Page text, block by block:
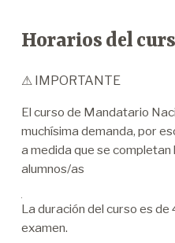
Horarios del
⚠ IMPORTANTE
El curso de Mandatario
muchísima demanda, por
a medida que se completan
alumnos/as
.
La duración del curso es
examen.